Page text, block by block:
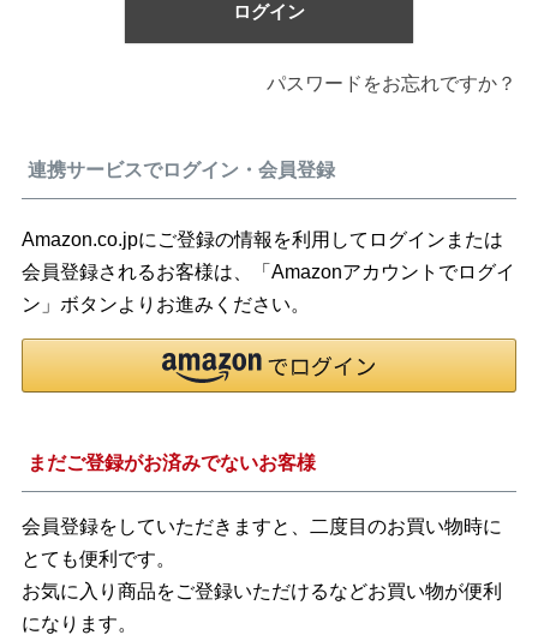
ログイン
パスワードをお忘れですか？
連携サービスでログイン・会員登録
Amazon.co.jpにご登録の情報を利用してログインまたは
会員登録されるお客様は、「Amazonアカウントでログイ
ン」ボタンよりお進みください。
まだご登録がお済みでないお客様
会員登録をしていただきますと、二度目のお買い物時に
とても便利です。
お気に入り商品をご登録いただけるなどお買い物が便利
になります。